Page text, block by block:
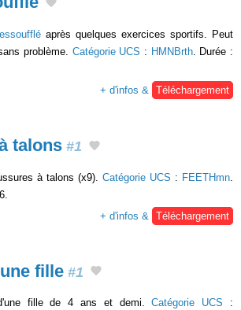
après quelques exercices sportifs. Peut
problème. Catégorie UCS : HMNBrth. Durée :
+ d'infos &
Téléchargement
talons #1
à talons (x9). Catégorie UCS : FEETHmn
+ d'infos &
Téléchargement
fille #1
d'une fille de 4 ans et demi.Catégorie UCS :